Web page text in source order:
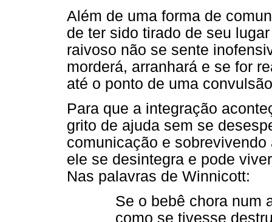
Além de uma forma de
de ter sido tirado de seu
raivoso não se sente
morderá, arranhará e se for
até o ponto de uma
Para que a integração
grito de ajuda sem se
comunicação e
ele se desintegra e pode
Nas palavras de Winnicott:
Se o bebê chora num
como se tivesse